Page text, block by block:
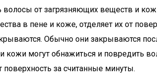
волосы от загрязняющих веществ и
в пене и коже, отделяет их от
Обычно они закрываются
могут обнажиться и повредить
за считанные минуты.